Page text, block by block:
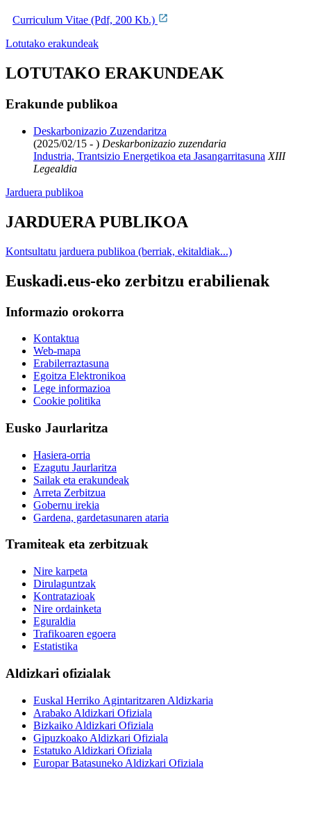
Curriculum Vitae (Pdf, 200 Kb.)
Lotutako erakundeak
LOTUTAKO ERAKUNDEAK
Erakunde publikoa
Deskarbonizazio Zuzendaritza
(2025/02/15 - ) Deskarbonizazio zuzendaria
Industria, Trantsizio Energetikoa eta Jasangarritasuna XIII
Legealdia
Jarduera publikoa
JARDUERA PUBLIKOA
Kontsultatu jarduera publikoa (berriak, ekitaldiak...)
Euskadi.eus-eko zerbitzu erabilienak
Informazio orokorra
Kontaktua
Web-mapa
Erabilerraztasuna
Egoitza Elektronikoa
Lege informazioa
Cookie politika
Eusko Jaurlaritza
Hasiera-orria
Ezagutu Jaurlaritza
Sailak eta erakundeak
Arreta Zerbitzua
Gobernu irekia
Gardena, gardetasunaren ataria
Tramiteak eta zerbitzuak
Nire karpeta
Dirulaguntzak
Kontratazioak
Nire ordainketa
Eguraldia
Trafikoaren egoera
Estatistika
Aldizkari ofizialak
Euskal Herriko Agintaritzaren Aldizkaria
Arabako Aldizkari Ofiziala
Bizkaiko Aldizkari Ofiziala
Gipuzkoako Aldizkari Ofiziala
Estatuko Aldizkari Ofiziala
Europar Batasuneko Aldizkari Ofiziala